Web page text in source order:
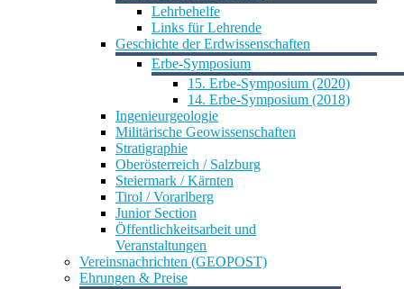
Lehrbehelfe
Links für Lehrende
Geschichte der Erdwissenschaften
Erbe-Symposium
15. Erbe-Symposium (2020)
14. Erbe-Symposium (2018)
Ingenieurgeologie
Militärische Geowissenschaften
Stratigraphie
Oberösterreich / Salzburg
Steiermark / Kärnten
Tirol / Vorarlberg
Junior Section
Öffentlichkeitsarbeit und
Veranstaltungen
Vereinsnachrichten (GEOPOST)
Ehrungen & Preise